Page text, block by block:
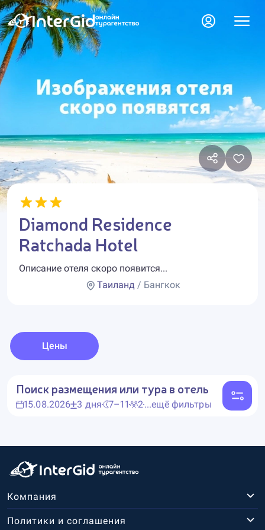
Diamond Residence
Ratchada Hotel
Описание отеля скоро появится...
Таиланд / Бангкок
Цены
Поиск размещения или тура в отель
15.08.2026 3 дня 7–11 2...ещё фильтры
Компания
Политики и соглашения